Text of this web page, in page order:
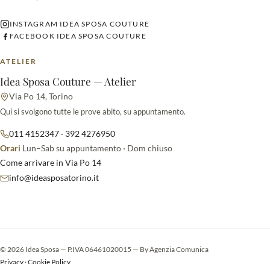
INSTAGRAM IDEA SPOSA COUTURE
FACEBOOK IDEA SPOSA COUTURE
ATELIER
Idea Sposa Couture — Atelier
Via Po 14, Torino
Qui si svolgono tutte le prove abito, su appuntamento.
011 4152347 · 392 4276950
Orari Lun–Sab su appuntamento · Dom chiuso
Come arrivare in Via Po 14
info@ideasposatorino.it
© 2026 Idea Sposa — P.IVA 06461020015 — ByAgenzia Comunica
Privacy ·Cookie Policy